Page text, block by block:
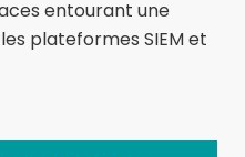
entourant une
plateformes SIEM et